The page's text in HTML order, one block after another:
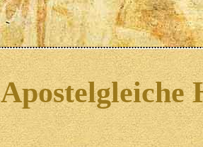
Apostelgleiche